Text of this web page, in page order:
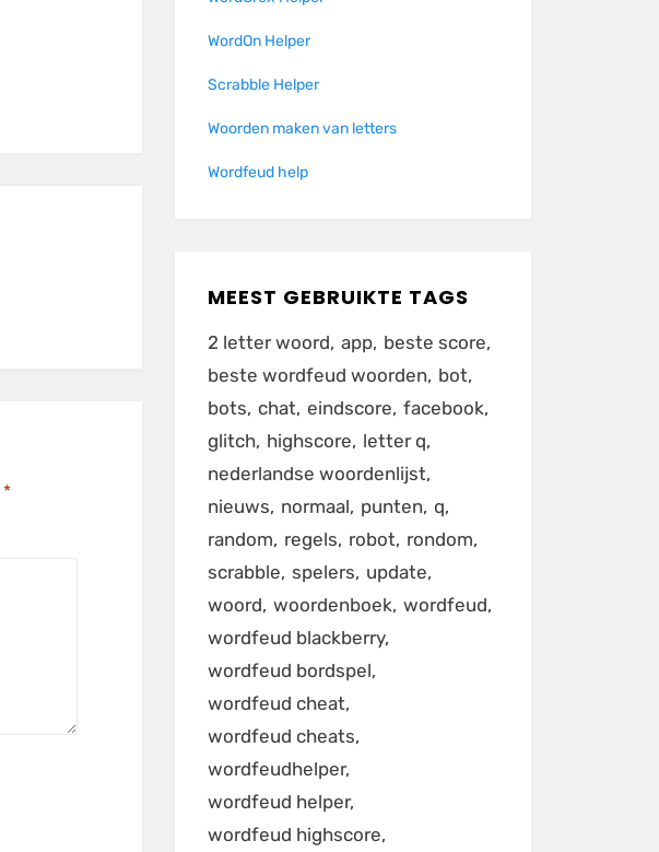
*
WordOn Helper
Scrabble Helper
Woorden maken van letters
Wordfeud help
MEEST GEBRUIKTE TAGS
2 letter woord app beste score
beste wordfeud woorden bot
bots chat eindscore facebook
glitch highscore letter q
nederlandse woordenlijst
nieuws normaal punten q
random regels robot rondom
scrabble spelers update
woord woordenboek wordfeud
wordfeud blackberry
wordfeud bordspel
wordfeud cheat
wordfeud cheats
wordfeudhelper
wordfeud helper
wordfeud highscore